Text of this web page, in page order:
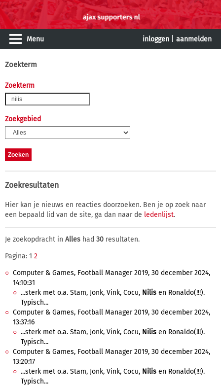
Menu inloggen aanmelden
Zoekterm
Zoekterm
Zoekgebied
Zoekresultaten
Hier kan je nieuws en reacties doorzoeken. Ben je op zoek naar
een bepaald lid van de site, ga dan naar de ledenlijst.
Je zoekopdracht in Alles had 30 resultaten.
Pagina: 1 2
Computer & Games, Football Manager 2019, 30 december 2024,
14:10:31
...sterk met o.a. Stam, Jonk, Vink, Cocu, Nilis en Ronaldo(!!!).
Typisch...
Computer & Games, Football Manager 2019, 30 december 2024,
13:37:16
...sterk met o.a. Stam, Jonk, Vink, Cocu, Nilis en Ronaldo(!!!).
Typisch...
Computer & Games, Football Manager 2019, 30 december 2024,
13:20:17
...sterk met o.a. Stam, Jonk, Vink, Cocu, Nilis en Ronaldo(!!!).
Typisch...